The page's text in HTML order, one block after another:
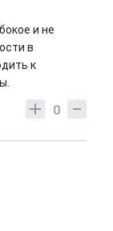
и не
в
к
0